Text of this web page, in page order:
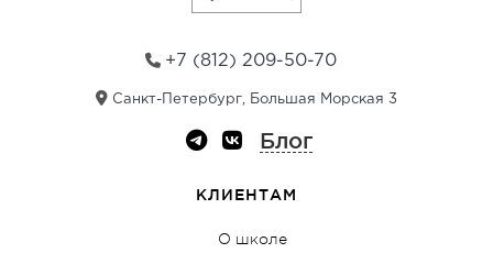
+7 (812) 209-50-70
Санкт-Петербург, Большая Морская 3
Блог
КЛИЕНТАМ
О школе